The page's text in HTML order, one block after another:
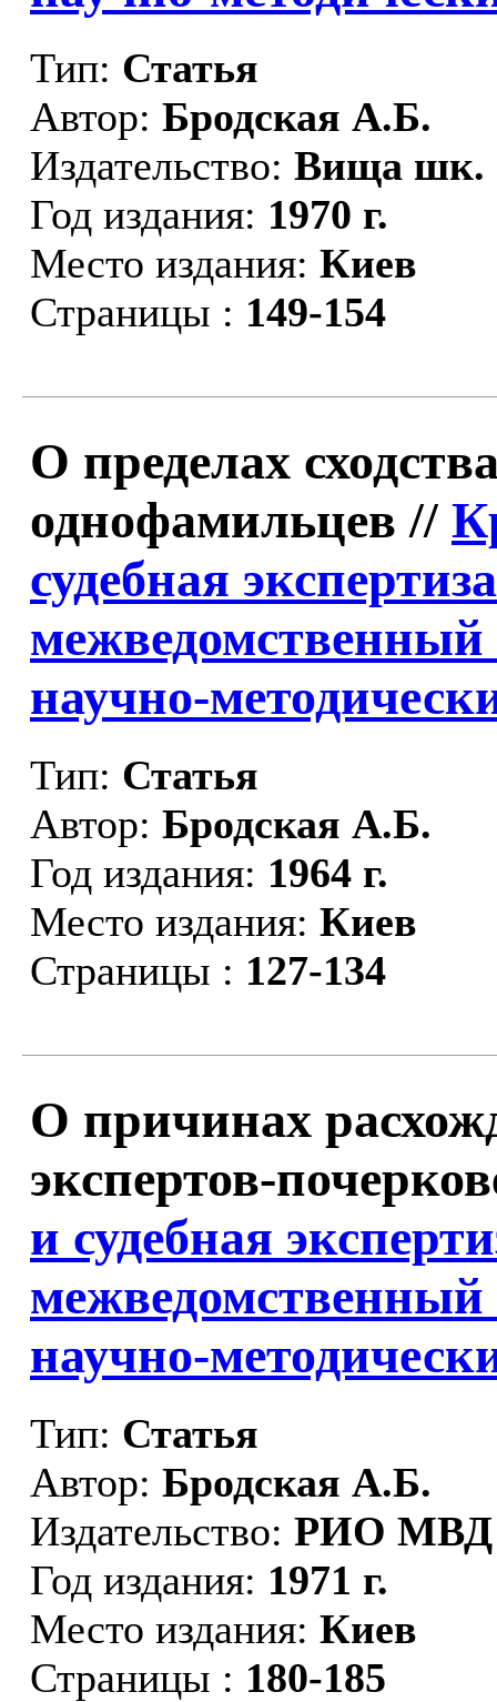
Тип: Статья
Автор: Бродская А.Б.
Издательство: Вища шк.
Год издания: 1970 г.
Место издания: Киев
Страницы : 149-154
О пределах
однофамильцев //
судебная
научно-
Тип: Статья
Автор: Бродская А.Б.
Год издания: 1964 г.
Место издания: Киев
Страницы : 127-134
О причинах
экспертов-
и судебная
научно-
Тип: Статья
Автор: Бродская А.Б.
Издательство: РИО
Год издания: 1971 г.
Место издания: Киев
Страницы : 180-185